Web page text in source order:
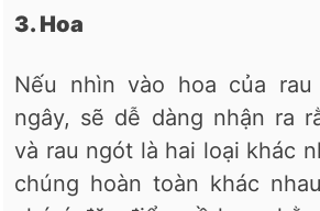
3. Hoa
Nếu nhìn vào hoa của
ngây, sẽ dễ dàng nhận ra
và rau ngót là hai loại khác
chúng hoàn toàn khác